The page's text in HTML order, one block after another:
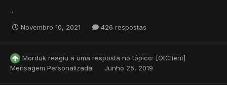
..
Novembro 10, 2021 426 respostas
Morduk reagiu a uma resposta no tópico: [OtClient]
Mensagem Personalizada
Junho 25, 2019